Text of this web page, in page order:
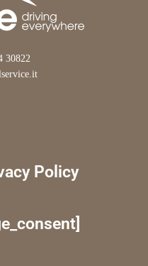
30822
Policy